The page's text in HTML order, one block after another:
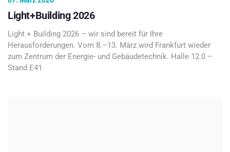
Light+Building 2026
Light + Building 2026 – wir sind bereit für Ihre
Herausforderungen. Vom 8.–13. März wird Frankfurt wieder
zum Zentrum der Energie- und Gebäudetechnik. Halle 12.0 –
Stand E41